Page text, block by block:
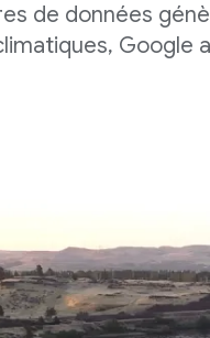
de données
Google